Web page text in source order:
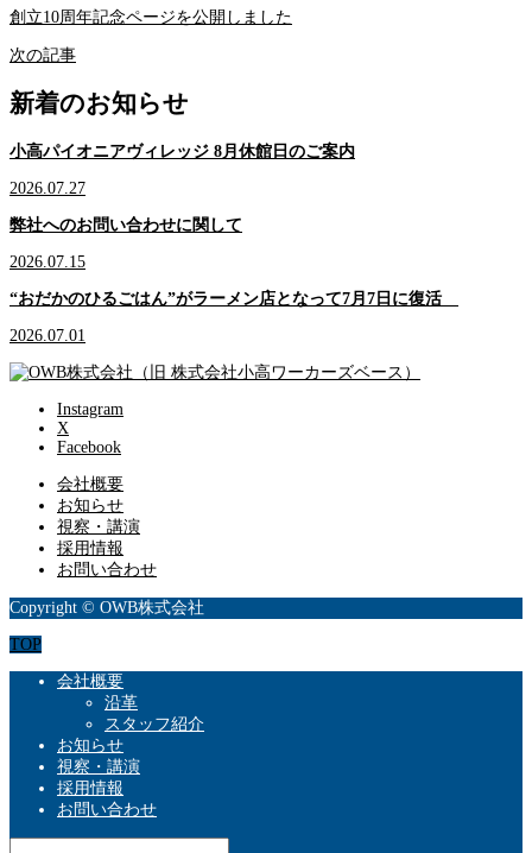
創立10周年記念ページを公開しました
次の記事
新着のお知らせ
小高パイオニアヴィレッジ 8月休館日のご案内
2026.07.27
弊社へのお問い合わせに関して
2026.07.15
“おだかのひるごはん”がラーメン店となって7月7日に復活
2026.07.01
Instagram
X
Facebook
会社概要
お知らせ
視察・講演
採用情報
お問い合わせ
Copyright © OWB株式会社
TOP
会社概要
沿革
スタッフ紹介
お知らせ
視察・講演
採用情報
お問い合わせ